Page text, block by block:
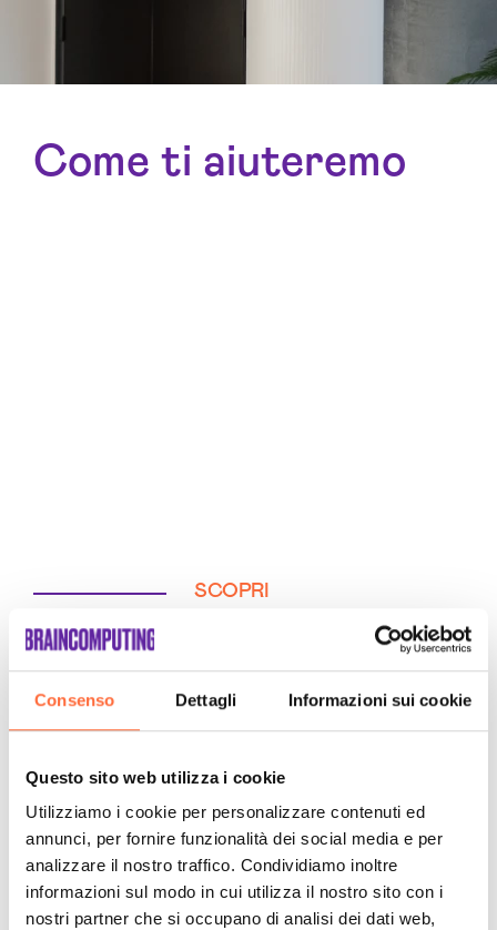
Consenso Dettagli Informazioni sui cookie
Questo sito web utilizza i cookie
Utilizziamo i cookie per personalizzare contenuti ed
annunci, per fornire funzionalità dei social media e per
analizzare il nostro traffico. Condividiamo inoltre
informazioni sul modo in cui utilizza il nostro sito con i
nostri partner che si occupano di analisi dei dati web,
Come ti aiuteremo
SCOPRI